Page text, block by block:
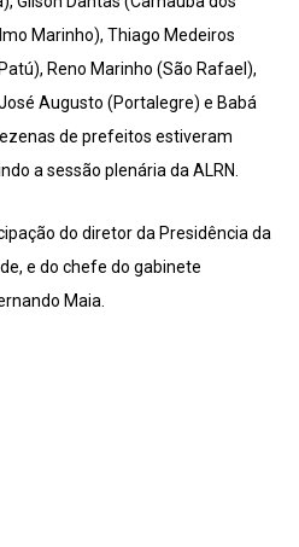
Marinho), Thiago Medeiros
Reno Marinho (São Rafael),
Augusto (Portalegre) e Babá
de prefeitos estiveram
a sessão plenária da ALRN.
do diretor da Presidência da
e do chefe do gabinete
Maia.